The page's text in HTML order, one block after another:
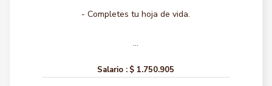
- Completes tu hoja de vida.
...
Salario : $ 1.750.905